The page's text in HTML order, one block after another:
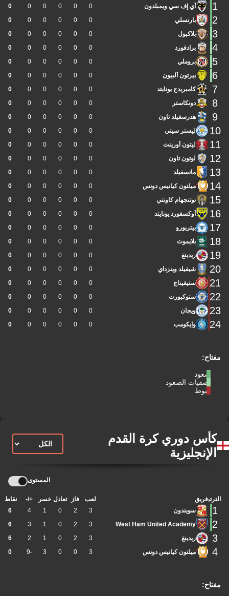
مفتاح:
صعود
تصفيات الصعود
هبوط
1 أي إف سي ويمبلدون 0
0
0
0
0
0
2 بارنسلي 0
0
0
0
0
0
3 بلاكبول 0
0
0
0
0
0
4 برادفورد 0
0
0
0
0
0
5 بروملي 0
0
0
0
0
0
6 بيرتون ألبيون 0
0
0
0
0
0
7 كامبريدج يونايتد 0
0
0
0
0
0
8 دونكاستر 0
0
0
0
0
0
9 هدرسفيلد تاون 0
0
0
0
0
0
10 ليستر سيتي 0
0
0
0
0
0
11 ليتون أورينت 0
0
0
0
0
0
12 لوتون تاون 0
0
0
0
0
0
13 مانسفيلد 0
0
0
0
0
0
14 ميلتون كيانيس دونس 0
0
0
0
0
0
15 نوتنجهام كاونتي 0
0
0
0
0
0
16 أوكسفورد يونايتد 0
0
0
0
0
0
17 بيتربورو 0
0
0
0
0
0
18 بلايموث 0
0
0
0
0
0
19 ريدينغ 0
0
0
0
0
0
20 شيفيلد وينزداي 0
0
0
0
0
0
21 ستيفيناج 0
0
0
0
0
0
22 ستوكبورت 0
0
0
0
0
0
23 ويجان 0
0
0
0
0
0
24 وايكومب 0
0
0
0
0
0
كأس دوري كرة القدم
الإنجليزية
المستوى
مفتاح:
الترتيبفريق لعب فاز تعادل خسر +/- نقاط
1 سويندون 3
2
0
1
4
6
2
West Ham United Academy
3
2
0
1
3
6
3 ريدينغ 3
2
0
1
2
6
4 ميلتون كيانيس دونس 3
0
0
3
-9
0